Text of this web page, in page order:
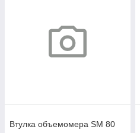
Втулка объемомера SM 80